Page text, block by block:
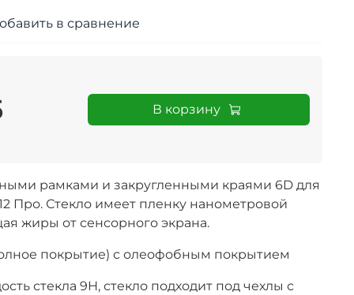
в сравнение
В корзину
рамками и закругленными краями 6D для
Про. Стекло имеет пленку нанометровой
жиры от сенсорного экрана.
покрытие) с олеофобным покрытием
стекла 9Н, стекло подходит под чехлы с